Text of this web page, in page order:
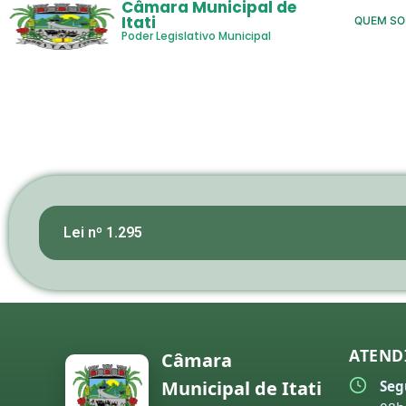
Câmara Municipal de
Itati
Poder Legislativo Municipal
QUEM
Lei nº 1.295
Câmara
Municipal de Itati